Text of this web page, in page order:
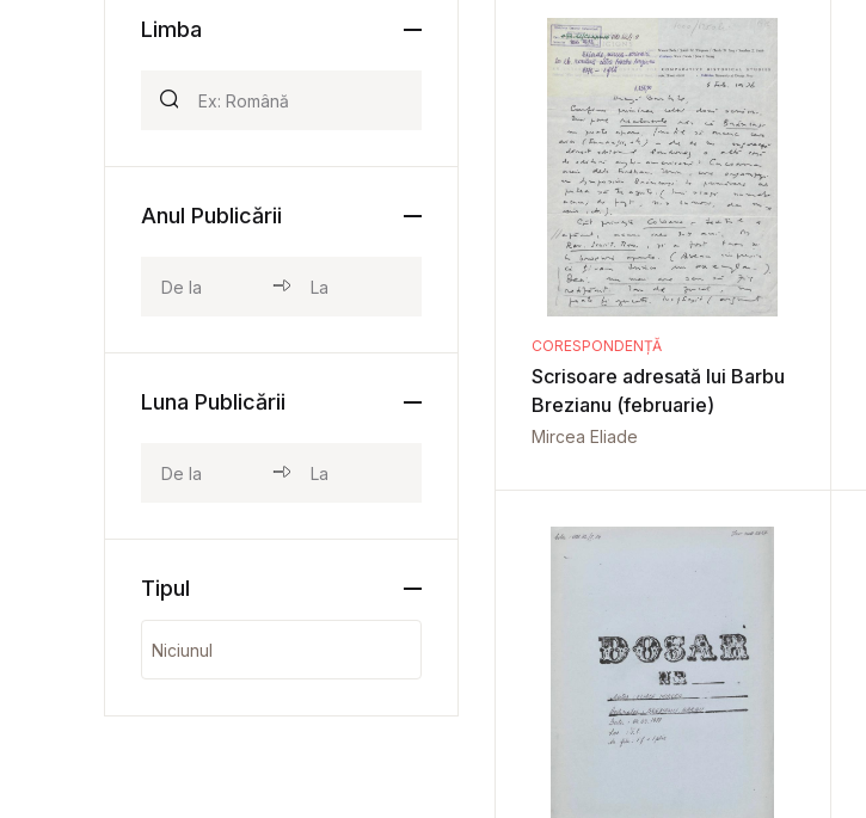
CORESPONDENȚĂ
Scrisoare adresată lui Barbu
Brezianu (februarie)
Mircea Eliade
Limba
Anul Publicării
Luna Publicării
Tipul